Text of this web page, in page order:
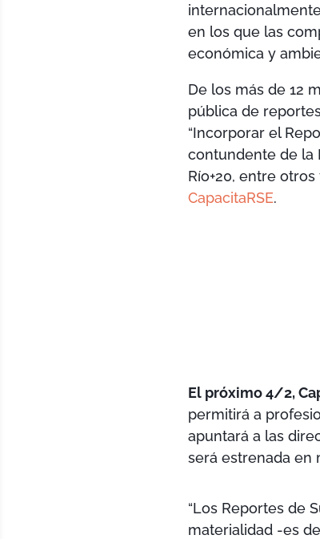
en los que las
económica y
De los más de 12
pública de
“Incorporar el
contundente de la
Río+20, entre
CapacitaRSE.
El próximo 4/2,
permitirá a
apuntará a las
será estrenada en
“Los Reportes de
materialidad -es